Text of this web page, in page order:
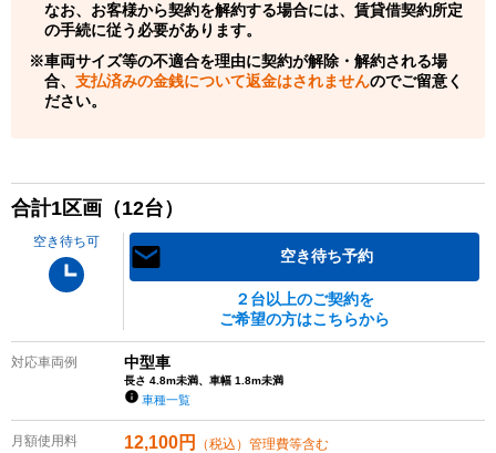
なお、お客様から契約を解約する場合には、賃貸借契約所定
の手続に従う必要があります。
車両サイズ等の不適合を理由に契約が解除・解約される場
合、 支払済みの金銭について返金はされませんのでご留意く
ださい。
合計1区画（12台）
空き待ち可
空き待ち予約
２台以上のご契約を
ご希望の方はこちらから
対応車両例 中型車
長さ 4.8m未満、車幅 1.8m未満
車種一覧
月額使用料 12,100円 （税込）管理費等含む